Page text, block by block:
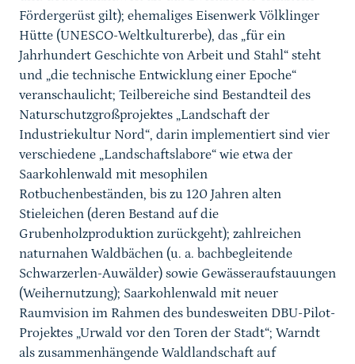
Fördergerüst gilt); ehemaliges Eisenwerk Völklinger
Hütte (UNESCO-Weltkulturerbe), das „für ein
Jahrhundert Geschichte von Arbeit und Stahl“ steht
und „die technische Entwicklung einer Epoche“
veranschaulicht; Teilbereiche sind Bestandteil des
Naturschutzgroßprojektes „Landschaft der
Industriekultur Nord“, darin implementiert sind vier
verschiedene „Landschaftslabore“ wie etwa der
Saarkohlenwald mit mesophilen
Rotbuchenbeständen, bis zu 120 Jahren alten
Stieleichen (deren Bestand auf die
Grubenholzproduktion zurückgeht); zahlreichen
naturnahen Waldbächen (u. a. bachbegleitende
Schwarzerlen-Auwälder) sowie Gewässeraufstauungen
(Weihernutzung); Saarkohlenwald mit neuer
Raumvision im Rahmen des bundesweiten DBU-Pilot-
Projektes „Urwald vor den Toren der Stadt“; Warndt
als zusammenhängende Waldlandschaft auf